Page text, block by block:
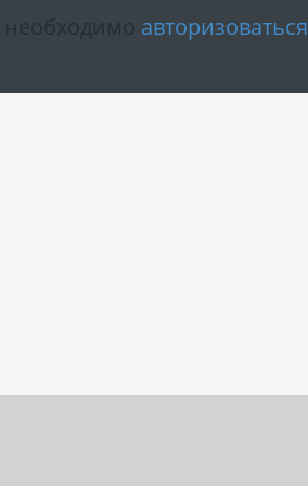
авторизоваться